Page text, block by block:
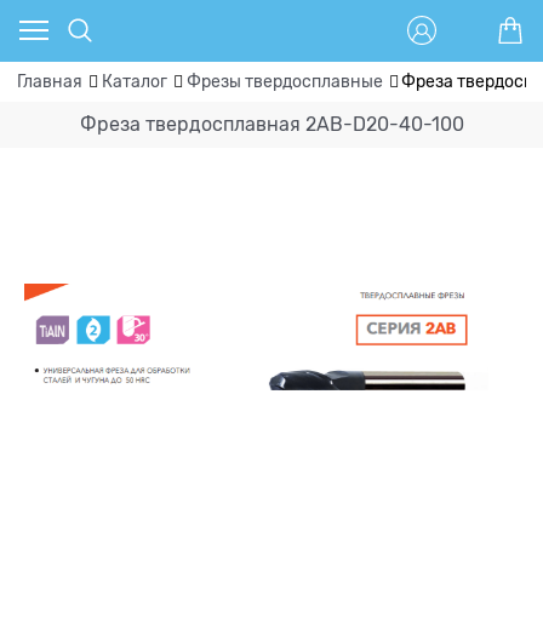
Главная Каталог Фрезы твердосплавные Фреза
Фреза твердосплавная 2AB-D20-40-100